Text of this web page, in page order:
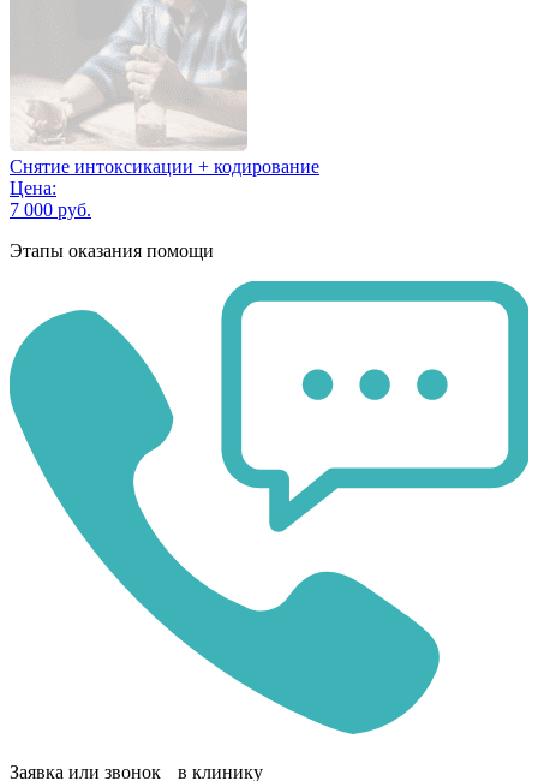
Снятие интоксикации + кодирование
Цена:
7 000 руб.
Этапы оказания помощи
Заявка или звонок в клинику